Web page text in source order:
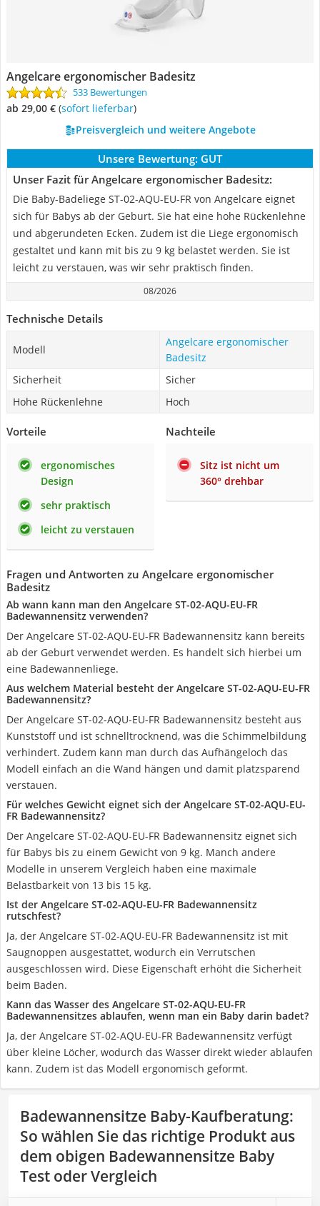
Angelcare ergonomischer Badesitz
533 Bewertungen
ab 29,00 € ( Sofort lieferbar)
Preisvergleich und weitere Angebote
Unsere Bewertung: GUT
Unser Fazit für Angelcare ergonomischer Badesitz:
Die Baby-Badeliege ST-02-AQU-EU-FR von Angelcare eignet
sich für Babys ab der Geburt. Sie hat eine hohe Rückenlehne
und abgerundeten Ecken. Zudem ist die Liege ergonomisch
gestaltet und kann mit bis zu 9 kg belastet werden. Sie ist
leicht zu verstauen, was wir sehr praktisch finden.
08/2026
Technische Details
Modell
Angelcare ergonomischer
Badesitz
Sicherheit
Sicher
Hohe Rückenlehne
Hoch
Vorteile
ergonomisches
Design
sehr praktisch
leicht zu verstauen
Nachteile
Sitz ist nicht um
360° drehbar
Fragen und Antworten zu Angelcare ergonomischer
Badesitz
Ab wann kann man den Angelcare ST-02-AQU-EU-FR
Badewannensitz verwenden?
Der Angelcare ST-02-AQU-EU-FR Badewannensitz kann bereits
ab der Geburt verwendet werden. Es handelt sich hierbei um
eine Badewannenliege.
Aus welchem Material besteht der Angelcare ST-02-AQU-EU-FR
Badewannensitz?
Der Angelcare ST-02-AQU-EU-FR Badewannensitz besteht aus
Kunststoff und ist schnelltrocknend, was die Schimmelbildung
verhindert. Zudem kann man durch das Aufhängeloch das
Modell einfach an die Wand hängen und damit platzsparend
verstauen.
Für welches Gewicht eignet sich der Angelcare ST-02-AQU-EU-
FR Badewannensitz?
Der Angelcare ST-02-AQU-EU-FR Badewannensitz eignet sich
für Babys bis zu einem Gewicht von 9 kg. Manch andere
Modelle in unserem Vergleich haben eine maximale
Belastbarkeit von 13 bis 15 kg.
Ist der Angelcare ST-02-AQU-EU-FR Badewannensitz
rutschfest?
Ja, der Angelcare ST-02-AQU-EU-FR Badewannensitz ist mit
Saugnoppen ausgestattet, wodurch ein Verrutschen
ausgeschlossen wird. Diese Eigenschaft erhöht die Sicherheit
beim Baden.
Kann das Wasser des Angelcare ST-02-AQU-EU-FR
Badewannensitzes ablaufen, wenn man ein Baby darin badet?
Ja, der Angelcare ST-02-AQU-EU-FR Badewannensitz verfügt
über kleine Löcher, wodurch das Wasser direkt wieder ablaufen
kann. Zudem ist das Modell ergonomisch geformt.
Badewannensitze Baby-Kaufberatung:
So wählen Sie das richtige Produkt aus
dem obigen Badewannensitze Baby
Test oder Vergleich